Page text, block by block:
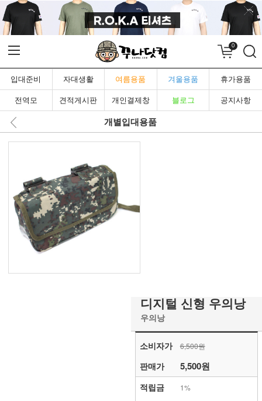
0
입대준비 자대생활 여름용품 겨울용품 휴가용품
전역모 견적게시판 개인결제창 블로그 공지사항
개별입대용품
디지털 신형 우의낭
우의낭
소비자가 6,500원
판매가 5,500원
적립금 1%